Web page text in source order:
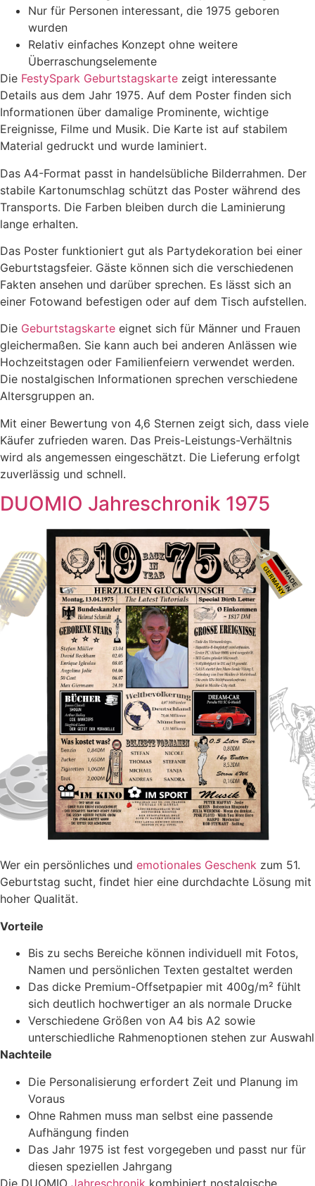
Nur für Personen interessant, die 1975 geboren
wurden
Relativ einfaches Konzept ohne weitere
Überraschungselemente
Die FestySpark Geburtstagskarte zeigt interessante
Details aus dem Jahr 1975. Auf dem Poster finden sich
Informationen über damalige Prominente, wichtige
Ereignisse, Filme und Musik. Die Karte ist auf stabilem
Material gedruckt und wurde laminiert.
Das A4-Format passt in handelsübliche Bilderrahmen. Der
stabile Kartonumschlag schützt das Poster während des
Transports. Die Farben bleiben durch die Laminierung
lange erhalten.
Das Poster funktioniert gut als Partydekoration bei einer
Geburtstagsfeier. Gäste können sich die verschiedenen
Fakten ansehen und darüber sprechen. Es lässt sich an
einer Fotowand befestigen oder auf dem Tisch aufstellen.
Die Geburtstagskarte eignet sich für Männer und Frauen
gleichermaßen. Sie kann auch bei anderen Anlässen wie
Hochzeitstagen oder Familienfeiern verwendet werden.
Die nostalgischen Informationen sprechen verschiedene
Altersgruppen an.
Mit einer Bewertung von 4,6 Sternen zeigt sich, dass viele
Käufer zufrieden waren. Das Preis-Leistungs-Verhältnis
wird als angemessen eingeschätzt. Die Lieferung erfolgt
zuverlässig und schnell.
DUOMIO Jahreschronik 1975
Wer ein persönliches und emotionales Geschenk zum 51.
Geburtstag sucht, findet hier eine durchdachte Lösung mit
hoher Qualität.
Vorteile
Bis zu sechs Bereiche können individuell mit Fotos,
Namen und persönlichen Texten gestaltet werden
Das dicke Premium-Offsetpapier mit 400g/m² fühlt
sich deutlich hochwertiger an als normale Drucke
Verschiedene Größen von A4 bis A2 sowie
unterschiedliche Rahmenoptionen stehen zur Auswahl
Nachteile
Die Personalisierung erfordert Zeit und Planung im
Voraus
Ohne Rahmen muss man selbst eine passende
Aufhängung finden
Das Jahr 1975 ist fest vorgegeben und passt nur für
diesen speziellen Jahrgang
Die DUOMIO Jahreschronik kombiniert nostalgische